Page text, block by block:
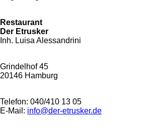
Restaurant
Der Etrusker
Inh. Luisa Alessandrini
Grindelhof 45
20146 Hamburg
Telefon: 040/410 13 05
E-Mail: info@der-etrusker.de